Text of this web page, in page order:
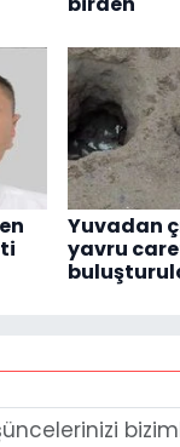
Yuvadan
yavru